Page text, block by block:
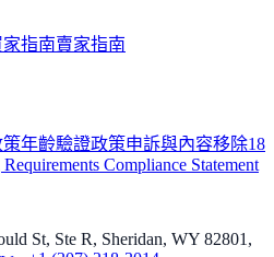
家指南賣家指南
年齡驗證政策申訴與內容移除18
Compliance Statement
St, Ste R, Sheridan, WY 82801,